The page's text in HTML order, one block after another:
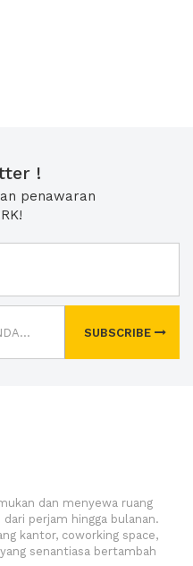
!
penawaran
SUBSCRIBE
dan menyewa ruang
perjam hingga bulanan.
kantor, coworking space,
senantiasa bertambah